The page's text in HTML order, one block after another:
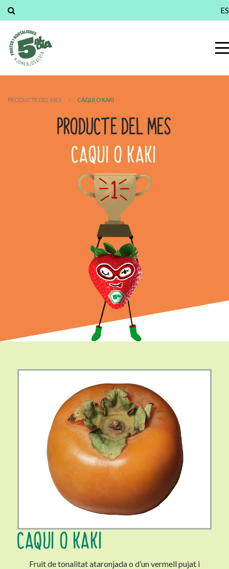
ES
PRODUCTE DEL MES › CAQUI O KAKI
PRODUCTE DEL MES
CAQUI O KAKI
CAQUI O KAKI
Fruit de tonalitat ataronjada o d’un vermell pujat i